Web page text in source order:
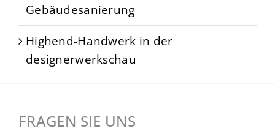
Gebäudesanierung
Highend-Handwerk in der
designerwerkschau
FRAGEN SIE UNS